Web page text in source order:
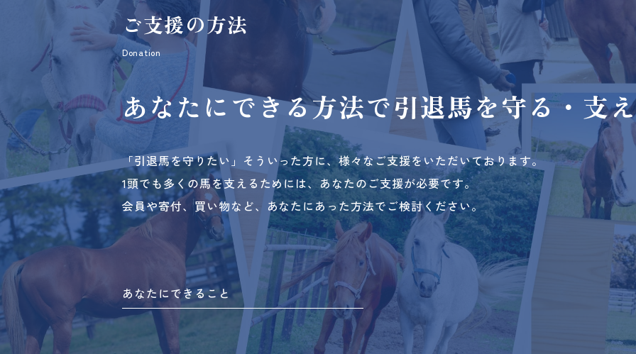
ご支援の方法
Donation
あなたにできる方法で引退馬を守る・支
「引退馬を守りたい」そういった方に、様々なご支援をいただいております。
1頭でも多くの馬を支えるためには、あなたのご支援が必要です。
会員や寄付、買い物など、あなたにあった方法でご検討ください。
あなたにできること